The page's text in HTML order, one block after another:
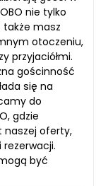
nie tylko
także masz
otoczeniu,
przyjaciółmi.
gościnność
się na
do
gdzie
naszej oferty,
być